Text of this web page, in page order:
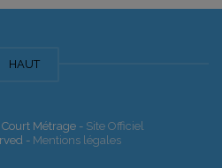
HAUT
Métrage - Site Officiel
- Mentions légales